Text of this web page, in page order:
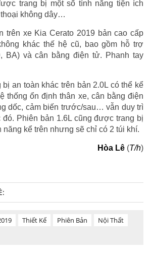
trang bị một số tính năng tiện ích
không dây…
trên xe Kia Cerato 2019 bản cao cấp
khác thế hệ cũ, bao gồm hỗ trợ
BA) và cân bằng điện tử. Phanh tay
bị an toàn khác trên bản 2.0L có thể kể
thống ổn định thân xe, cân bằng điện
dốc, cảm biến trước/sau… vẫn duy trì
Phiên bản 1.6L cũng được trang bị
năng kể trên nhưng sẽ chỉ có 2 túi khí.
Hòa Lê (T/h)
Thiết Kế Phiên Bản
Nội Thất